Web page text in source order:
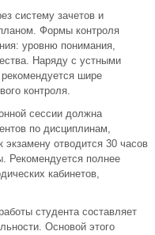
систему зачетов и
Формы контроля
уровню понимания,
Наряду с устными
шире
контроля.
сессии должна
по дисциплинам,
отводится 30 часов
Рекомендуется полнее
кабинетов,
студента составляет
Основой этого